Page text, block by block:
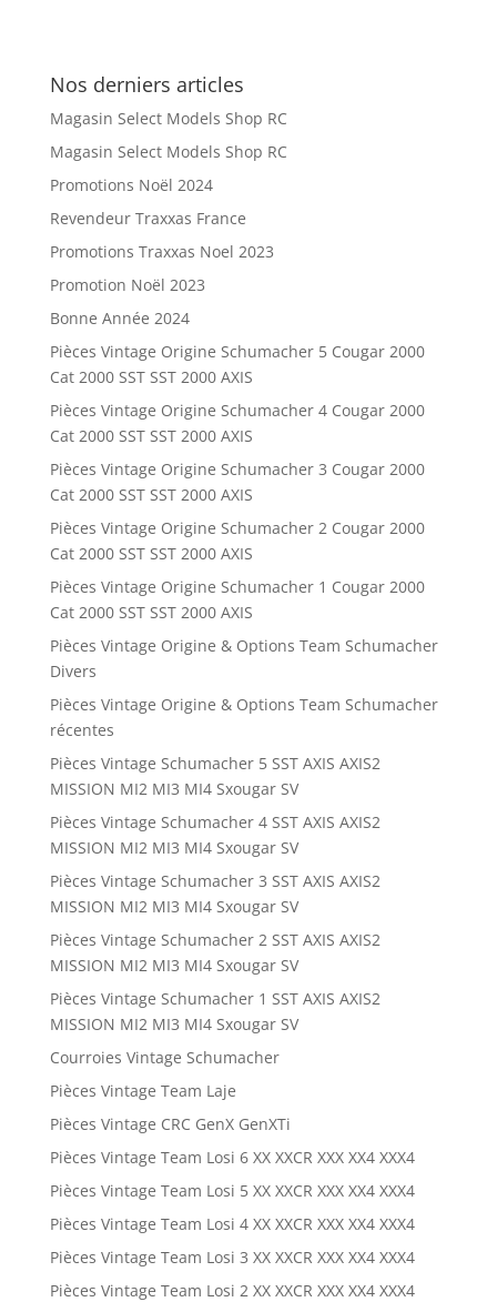
Nos derniers articles
Magasin Select Models Shop RC
Magasin Select Models Shop RC
Promotions Noël 2024
Revendeur Traxxas France
Promotions Traxxas Noel 2023
Promotion Noël 2023
Bonne Année 2024
Pièces Vintage Origine Schumacher 5 Cougar 2000
Cat 2000 SST SST 2000 AXIS
Pièces Vintage Origine Schumacher 4 Cougar 2000
Cat 2000 SST SST 2000 AXIS
Pièces Vintage Origine Schumacher 3 Cougar 2000
Cat 2000 SST SST 2000 AXIS
Pièces Vintage Origine Schumacher 2 Cougar 2000
Cat 2000 SST SST 2000 AXIS
Pièces Vintage Origine Schumacher 1 Cougar 2000
Cat 2000 SST SST 2000 AXIS
Pièces Vintage Origine & Options Team Schumacher
Divers
Pièces Vintage Origine & Options Team Schumacher
récentes
Pièces Vintage Schumacher 5 SST AXIS AXIS2
MISSION MI2 MI3 MI4 Sxougar SV
Pièces Vintage Schumacher 4 SST AXIS AXIS2
MISSION MI2 MI3 MI4 Sxougar SV
Pièces Vintage Schumacher 3 SST AXIS AXIS2
MISSION MI2 MI3 MI4 Sxougar SV
Pièces Vintage Schumacher 2 SST AXIS AXIS2
MISSION MI2 MI3 MI4 Sxougar SV
Pièces Vintage Schumacher 1 SST AXIS AXIS2
MISSION MI2 MI3 MI4 Sxougar SV
Courroies Vintage Schumacher
Pièces Vintage Team Laje
Pièces Vintage CRC GenX GenXTi
Pièces Vintage Team Losi 6 XX XXCR XXX XX4 XXX4
Pièces Vintage Team Losi 5 XX XXCR XXX XX4 XXX4
Pièces Vintage Team Losi 4 XX XXCR XXX XX4 XXX4
Pièces Vintage Team Losi 3 XX XXCR XXX XX4 XXX4
Pièces Vintage Team Losi 2 XX XXCR XXX XX4 XXX4